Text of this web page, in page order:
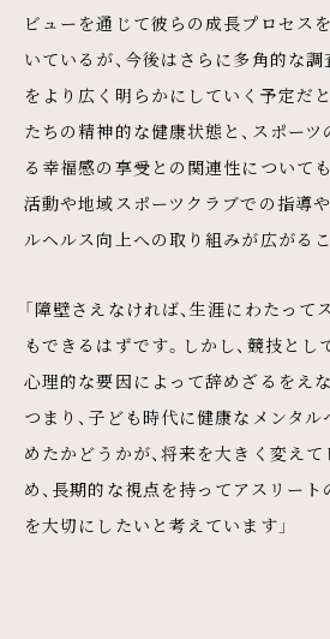
ビューを通じて彼らの成長プロセス
いているが、今後はさらに多角的な調
をより広く明らかにしていく予定だ
たちの精神的な健康状態と、スポー
る幸福感の享受との関連性について
活動や地域スポーツクラブでの指導
ルヘルス向上への取り組みが広がる
「障壁さえなければ、生涯にわたって
もできるはずです。しかし、競技とし
心理的な要因によって辞めざるをえ
つまり、子ども時代に健康なメンタ
めたかどうかが、将来を大きく変え
め、長期的な視点を持ってアスリー
を大切にしたいと考えています」